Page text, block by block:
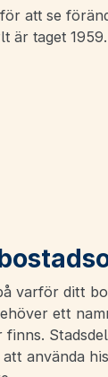
att se
är taget 1959.
varför ditt
ett
finns.
använda